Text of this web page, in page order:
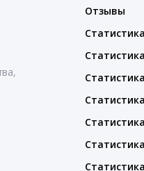
Отзывы